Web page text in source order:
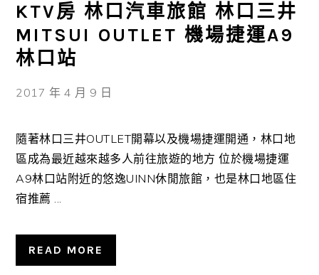
KTV房 林口汽車旅館 林口三井
MITSUI OUTLET 機場捷運A9
林口站
2017 年 4 月 9 日
隨著林口三井OUTLET開幕以及機場捷運開通，林口地
區成為最近越來越多人前往旅遊的地方 位於機場捷運
A9林口站附近的悠逸UINN休閒旅館，也是林口地區住
宿推薦 ...
READ MORE